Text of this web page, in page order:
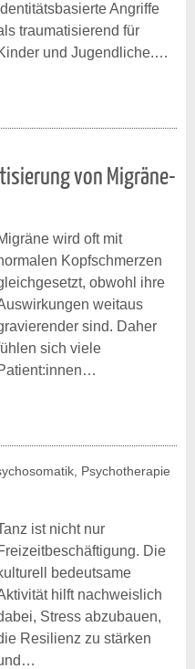
Angriffe
traumatisierend für
und Jugendliche.…
von Migräne-
wird oft mit
Kopfschmerzen
obwohl ihre
weitaus
sind. Daher
sich viele
Psychotherapie
ist nicht nur
Die
bedeutsame
hilft nachweislich
Stress abzubauen,
Resilienz zu stärken